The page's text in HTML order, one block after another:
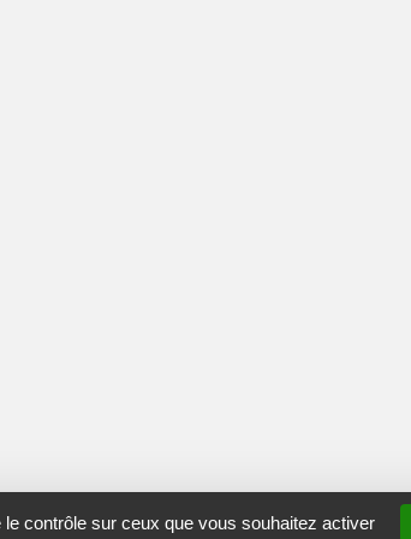
contrôle sur ceux que vous souhaitez activer